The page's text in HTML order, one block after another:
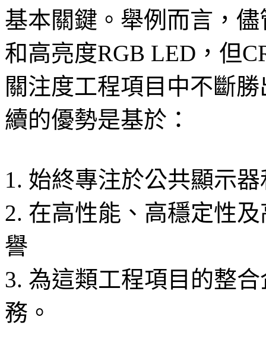
基本關鍵。舉例而言，
和高亮度RGB LED，但
關注度工程項目中不斷
續的優勢是基於：
1. 始終專注於公共顯示
2. 在高性能、高穩定性
譽
3. 為這類工程項目的整
務。